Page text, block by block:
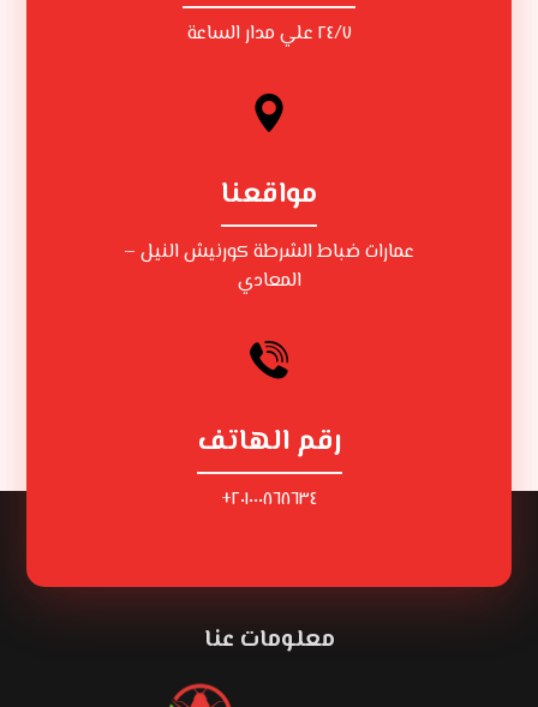
٢٤/٧ علي مدار الساعة
مواقعنا
عمارات ضباط الشرطة كورنيش النيل –
المعادي
رقم الهاتف
٢٠١٠٠٠٨٦٨٦٣٤+
معلومات عنا